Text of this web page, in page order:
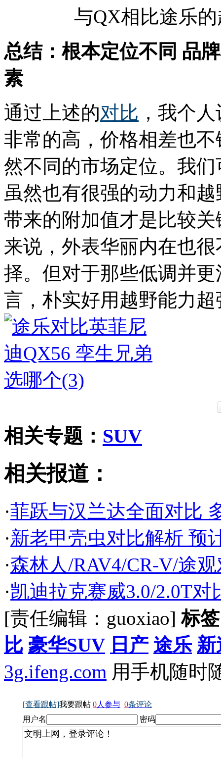
与QX相比途乐
总结：根本定位不同 品
素
通过上述的对比 ，我个
非常的高，价格相差也
然不同的市场定位。我
虽然也有很强的动力和
带来的附加值才是比较
来说，外表华丽内在也
择。但对于那些低调并
言，朴实好用越野能力
相关专题： SUV
相关报道：
·菲跃与汉兰达全面对比
·新老甲壳虫对比解析 预
·森林人/RAV4/CR-V/途
·凯迪拉克赛威3.0/2.0T对
[责任编辑：guoxiao]标
比 豪华SUV 日产 途乐 新
3g.ifeng.com 用手机随时
[查看跟帖]我要跟帖 0人参与 0条评论
用户名
密码